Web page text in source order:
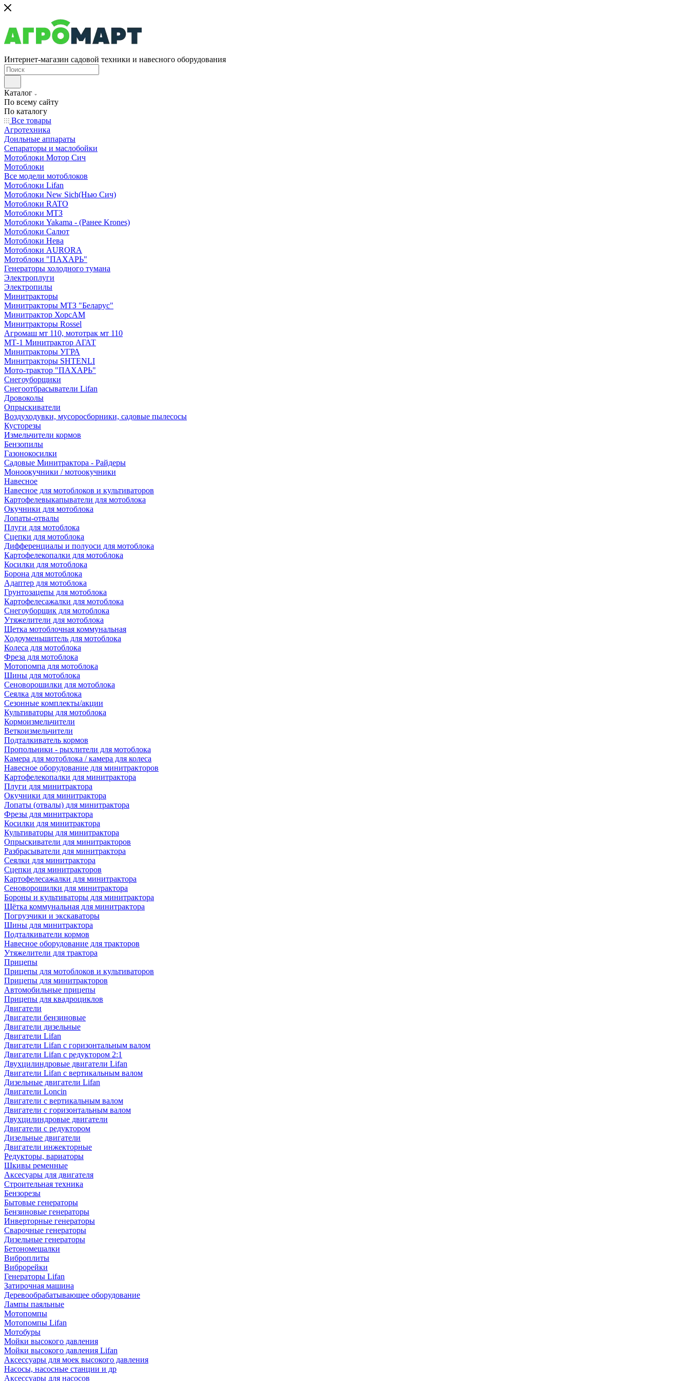
Интернет-магазин садовой техники и навесного оборудования
Каталог
По всему сайту
По каталогу
Все товары
Агротехника
Доильные аппараты
Сепараторы и маслобойки
Мотоблоки Мотор Сич
Мотоблоки
Все модели мотоблоков
Мотоблоки Lifan
Мотоблоки New Sich(Нью Сич)
Мотоблоки RATO
Мотоблоки МТЗ
Мотоблоки Yakama - (Ранее Krones)
Мотоблоки Салют
Мотоблоки Нева
Мотоблоки AURORA
Мотоблоки "ПАХАРЬ"
Генераторы холодного тумана
Электроплуги
Электропилы
Минитракторы
Минитракторы МТЗ "Беларус"
Минитрактор ХорсАМ
Минитракторы Rossel
Агромаш мт 110, мототрак мт 110
МТ-1 Минитрактор АГАТ
Минитракторы УГРА
Минитракторы SHTENLI
Мото-трактор "ПАХАРЬ"
Снегоуборщики
Снегоотбрасыватели Lifan
Дровоколы
Опрыскиватели
Воздуходувки, мусоросборники, cадовые пылесосы
Кусторезы
Измельчители кормов
Бензопилы
Газонокосилки
Садовые Минитрактора - Райдеры
Моноокучники / мотоокучники
Навесное
Навесное для мотоблоков и культиваторов
Картофелевыкапыватели для мотоблока
Окучники для мотоблока
Лопаты-отвалы
Плуги для мотоблока
Сцепки для мотоблока
Дифференциалы и полуоси для мотоблока
Картофелекопалки для мотоблока
Косилки для мотоблока
Борона для мотоблока
Адаптер для мотоблока
Грунтозацепы для мотоблока
Картофелесажалки для мотоблока
Снегоуборщик для мотоблока
Утяжелители для мотоблока
Щетка мотоблочная коммунальная
Ходоуменьшитель для мотоблока
Колеса для мотоблока
Фреза для мотоблока
Мотопомпа для мотоблока
Шины для мотоблока
Сеноворошилки для мотоблока
Сеялка для мотоблока
Сезонные комплекты/акции
Культиваторы для мотоблока
Кормоизмельчители
Веткоизмельчители
Подталкиватель кормов
Пропольники - рыхлители для мотоблока
Камера для мотоблока / камера для колеса
Навесное оборудование для минитракторов
Картофелекопалки для минитрактора
Плуги для минитрактора
Окучники для минитрактора
Лопаты (отвалы) для минитрактора
Фрезы для минитрактора
Косилки для минитрактора
Культиваторы для минитрактора
Опрыскиватели для минитракторов
Разбрасыватели для минитрактора
Сеялки для минитрактора
Сцепки для минитракторов
Картофелесажалки для минитрактора
Сеноворошилки для минитрактора
Бороны и культиваторы для минитрактора
Щётка коммунальная для минитрактора
Погрузчики и экскаваторы
Шины для минитрактора
Подталкиватели кормов
Навесное оборудование для тракторов
Утяжелители для трактора
Прицепы
Прицепы для мотоблоков и культиваторов
Прицепы для минитракторов
Автомобильные прицепы
Прицепы для квадроциклов
Двигатели
Двигатели бензиновые
Двигатели дизельные
Двигатели Lifan
Двигатели Lifan с горизонтальным валом
Двигатели Lifan с редуктором 2:1
Двухцилиндровые двигатели Lifan
Двигатели Lifan с вертикальным валом
Дизельные двигатели Lifan
Двигатели Loncin
Двигатели с вертикальным валом
Двигатели с горизонтальным валом
Двухцилиндровые двигатели
Двигатели с редуктором
Дизельные двигатели
Двигатели инжекторные
Редукторы, вариаторы
Шкивы ременные
Аксесуары для двигателя
Строительная техника
Бензорезы
Бытовые генераторы
Бензиновые генераторы
Инверторные генераторы
Сварочные генераторы
Дизельные генераторы
Бетономешалки
Виброплиты
Виброрейки
Генераторы Lifan
Затирочная машина
Деревообрабатывающее оборудование
Лампы паяльные
Мотопомпы
Мотопомпы Lifan
Мотобуры
Мойки высокого давления
Мойки высокого давления Lifan
Аксессуары для моек высокого давления
Насосы, насосные станции и др
Аксессуары для насосов